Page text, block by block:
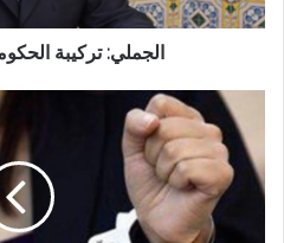
الجملي: تركيبة